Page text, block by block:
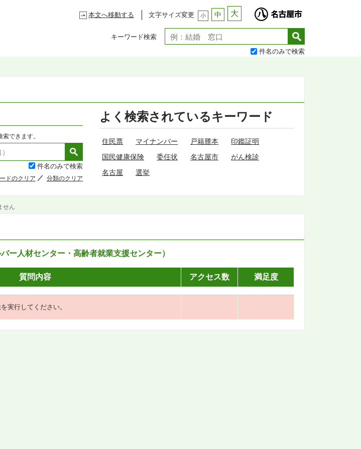
本文へ移動する 文字サイズ変更 小 中 大
キーワード検索
件名のみで検索
できます。
件名のみで検索
ドのクリア 分類のクリア
よく検索されているキーワード
住民票 マイナンバー 戸籍謄本
印鑑証明
国民健康保険
委任状 名古屋市
がん検診
名古屋
選挙
ー人材センター・高齢者就業支援センター）
せん
質問内容 アクセス数 満足度
実行してください。